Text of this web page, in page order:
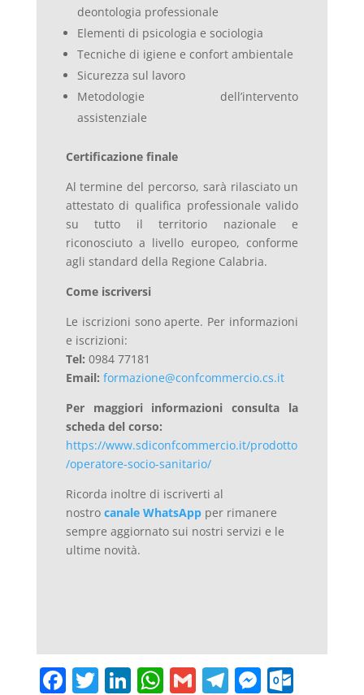
deontologia professionale
Elementi di psicologia e sociologia
Tecniche di igiene e confort ambientale
Sicurezza sul lavoro
Metodologie dell’intervento
assistenziale
Certificazione finale
Al termine del percorso, sarà rilasciato un
attestato di qualifica professionale valido
su tutto il territorio nazionale e
riconosciuto a livello europeo, conforme
agli standard della Regione Calabria.
Come iscriversi
Le iscrizioni sono aperte. Per informazioni
e iscrizioni:
Tel: 0984 77181
Email: formazione@confcommercio.cs.it
Per maggiori informazioni consulta la
scheda del corso:
https://www.sdiconfcommercio.it/prodotto
/operatore-socio-sanitario/
Ricorda inoltre di iscriverti al
nostro canale WhatsApp per rimanere
sempre aggiornato sui nostri servizi e le
ultime novità.
F T Li W G T M O